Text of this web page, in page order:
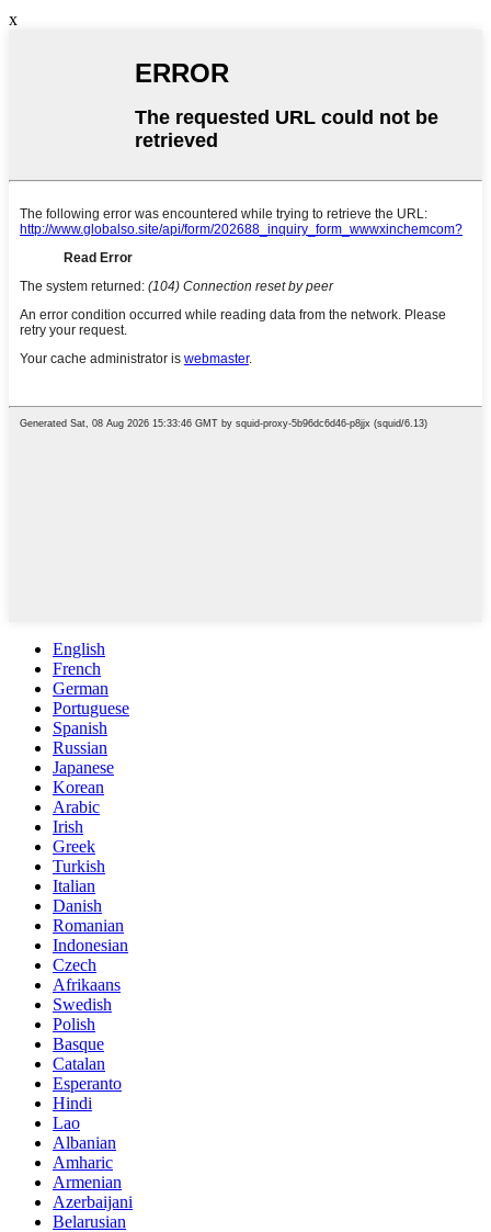
x
English
French
German
Portuguese
Spanish
Russian
Japanese
Korean
Arabic
Irish
Greek
Turkish
Italian
Danish
Romanian
Indonesian
Czech
Afrikaans
Swedish
Polish
Basque
Catalan
Esperanto
Hindi
Lao
Albanian
Amharic
Armenian
Azerbaijani
Belarusian